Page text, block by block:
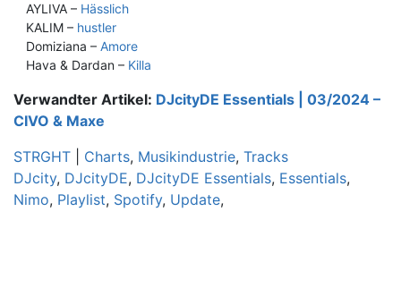
AYLIVA – Hässlich
KALIM – hustler
Domiziana – Amore
Hava & Dardan – Killa
Verwandter Artikel: DJcityDE Essentials | 03/2024 –
CIVO & Maxe
STRGHT
Charts, Musikindustrie, Tracks
DJcity, DJcityDE, DJcityDE Essentials, Essentials,
Nimo, Playlist, Spotify, Update,